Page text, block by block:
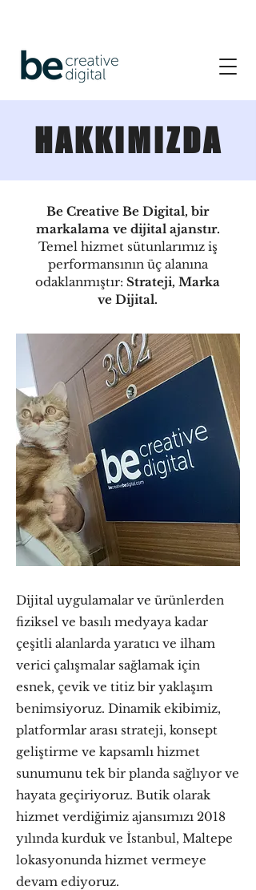
HAKKIMIZDA
Be Creative Be Digital, bir
markalama ve dijital ajanstır.
Temel hizmet sütunlarımız iş
performansının üç alanına
odaklanmıştır: Strateji, Marka
ve Dijital.
Dijital uygulamalar ve ürünlerden
fiziksel ve basılı medyaya kadar
çeşitli alanlarda yaratıcı ve ilham
verici çalışmalar sağlamak için
esnek, çevik ve titiz bir yaklaşım
benimsiyoruz. Dinamik ekibimiz,
platformlar arası strateji, konsept
geliştirme ve kapsamlı hizmet
sunumunu tek bir planda sağlıyor ve
hayata geçiriyoruz. Butik olarak
hizmet verdiğimiz ajansımızı 2018
yılında kurduk ve İstanbul, Maltepe
lokasyonunda hizmet vermeye
devam ediyoruz.